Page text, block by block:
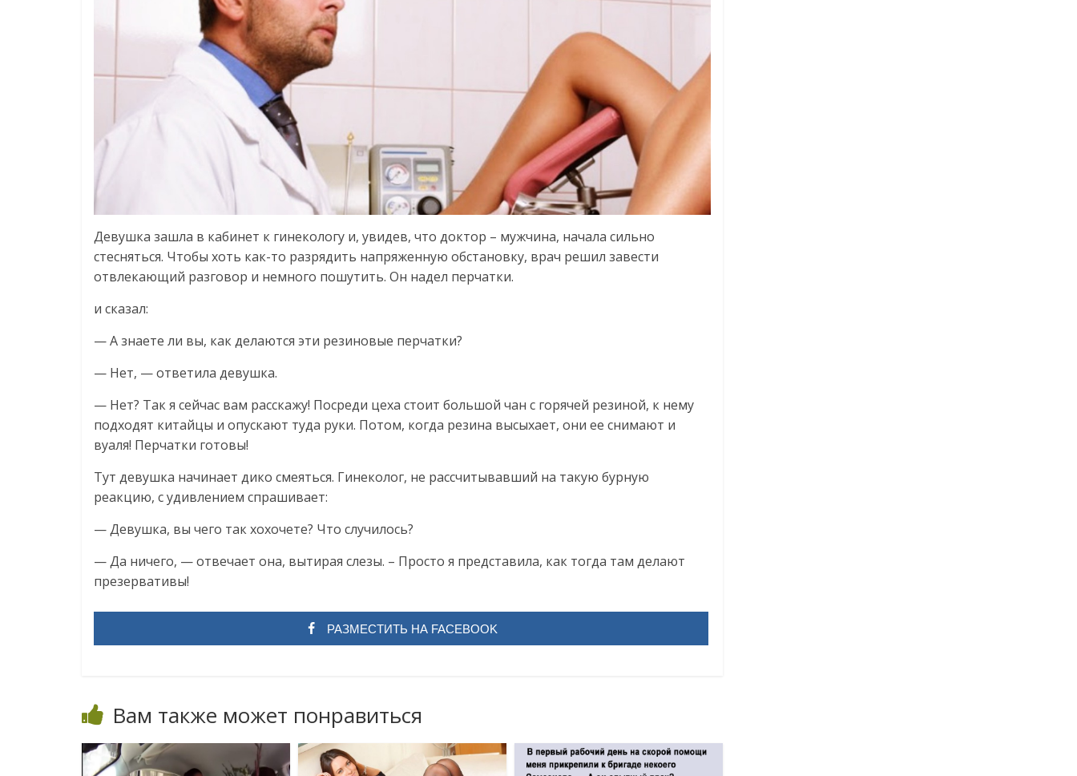
Девушка зашла в кабинет к гинекологу и, увидев, что доктор – мужчина, начала сильно
стесняться. Чтобы хоть как-то разрядить напряженную обстановку, врач решил завести
отвлекающий разговор и немного пошутить. Он надел перчатки.
и сказал:
— А знаете ли вы, как делаются эти резиновые перчатки?
— Нет, — ответила девушка.
— Нет? Так я сейчас вам расскажу! Посреди цеха стоит большой чан с горячей резиной, к нему
подходят китайцы и опускают туда руки. Потом, когда резина высыхает, они ее снимают и
вуаля! Перчатки готовы!
Тут девушка начинает дико смеяться. Гинеколог, не рассчитывавший на такую бурную
реакцию, с удивлением спрашивает:
— Девушка, вы чего так хохочете? Что случилось?
— Да ничего, — отвечает она, вытирая слезы. – Просто я представила, как тогда там делают
презервативы!
РАЗМЕСТИТЬ НА FACEBOOK
Вам также может понравиться